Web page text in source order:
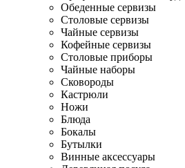
Обеденные сервизы
Столовые сервизы
Чайные сервизы
Кофейные сервизы
Столовые приборы
Чайные наборы
Сковороды
Кастрюли
Ножи
Блюда
Бокалы
Бутылки
Винные аксессуары